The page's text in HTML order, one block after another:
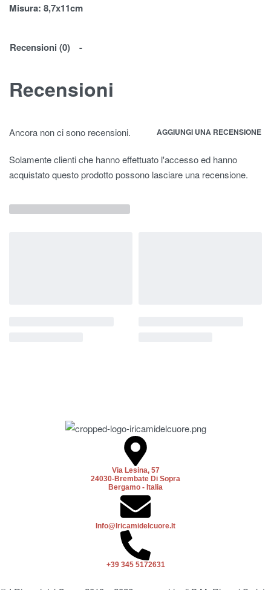
Misura: 8,7x11cm
Recensioni (0)
Recensioni
Ancora non ci sono recensioni. AGGIUNGI UNA RECENSIONE
Solamente clienti che hanno effettuato l'accesso ed hanno
acquistato questo prodotto possono lasciare una recensione.
Via Lesina, 57
24030-Brembate Di Sopra
Bergamo - Italia
Info@iricamidelcuore.it
+39 345 5172631